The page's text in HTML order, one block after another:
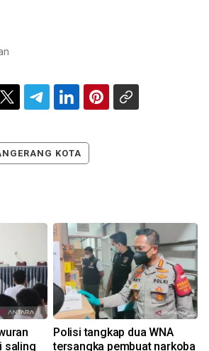
KOTA
saling
Polisi tangkap dua WNA
tersangka pembuat narkoba